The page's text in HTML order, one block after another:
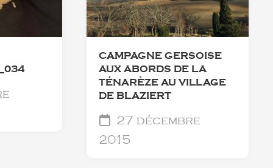
CAMPAGNE GERSOISE
AUX ABORDS DE LA
TÉNARÈZE AU VILLAGE
DE BLAZIERT
27 décembre
2015